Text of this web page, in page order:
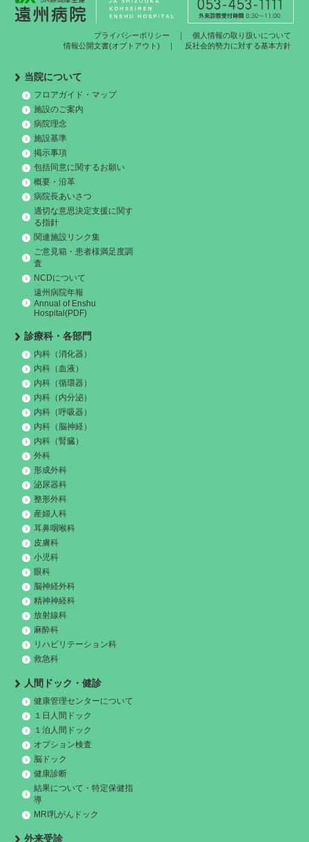
プライバシーポリシー ｜個人情報の取り扱いについて
情報公開文書(オプトアウト)
反社会的勢力に対する基本方針
当院について
フロアガイド・マップ
施設のご案内
病院理念
施設基準
掲示事項
包括同意に関するお願い
概要・沿革
病院長あいさつ
適切な意思決定支援に関す
る指針
関連施設リンク集
ご意見箱・患者様満足度調
査
NCDについて
遠州病院年報
Annual of Enshu
Hospital(PDF)
診療科・各部門
内科（消化器）
内科（血液）
内科（循環器）
内科（内分泌）
内科（呼吸器）
内科（脳神経）
内科（腎臓）
外科
形成外科
泌尿器科
整形外科
産婦人科
耳鼻咽喉科
皮膚科
小児科
眼科
脳神経外科
精神神経科
放射線科
麻酔科
リハビリテーション科
救急科
人間ドック・健診
健康管理センターについて
１日人間ドック
１泊人間ドック
オプション検査
脳ドック
健康診断
結果について・特定保健指
導
MRI乳がんドック
外来受診